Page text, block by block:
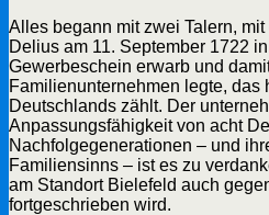
Alles begann mit zwei Talern,
Delius am 11. September 1722
Gewerbeschein erwarb und
Familienunternehmen legte, das
Deutschlands zählt. Der
Anpassungsfähigkeit von acht
Nachfolgegenerationen – und
Familiensinns – ist es zu
am Standort Bielefeld auch
fortgeschrieben wird.